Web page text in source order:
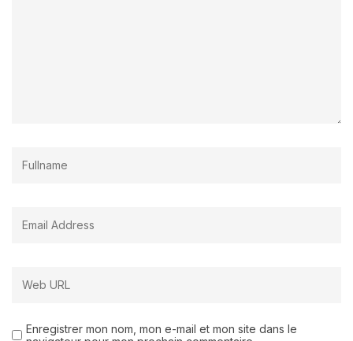
Enregistrer mon nom, mon e-mail et mon site dans le